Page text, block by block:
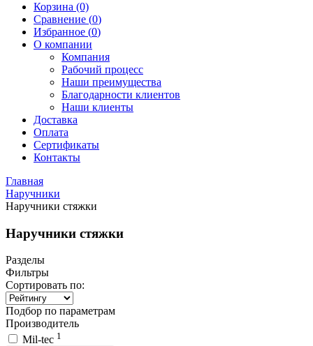
Корзина (0)
Сравнение (0)
Избранное (0)
О компании
Компания
Рабочий процесс
Наши преимущества
Благодарности клиентов
Наши клиенты
Доставка
Оплата
Сертификаты
Контакты
Главная
Наручники
Наручники стяжки
Наручники стяжки
Разделы
Фильтры
Сортировать по:
Подбор по параметрам
Производитель
Mil-tec 1